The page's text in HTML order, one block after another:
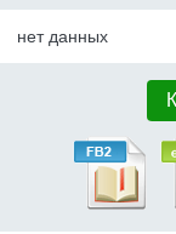
нет данных